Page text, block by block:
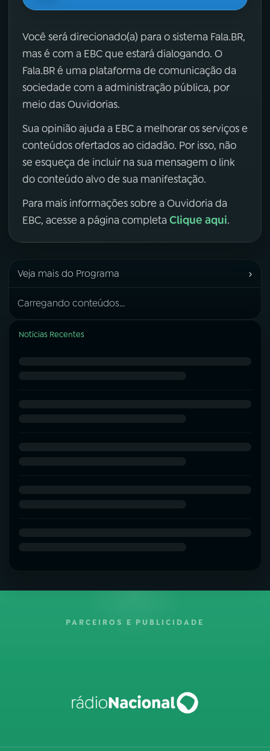
Você será direcionado(a) para o sistema Fala.BR,
mas é com a EBC que estará dialogando. O
Fala.BR é uma plataforma de comunicação da
sociedade com a administração pública, por
meio das Ouvidorias.
Sua opinião ajuda a EBC a melhorar os serviços e
conteúdos ofertados ao cidadão. Por isso, não
se esqueça de incluir na sua mensagem o link
do conteúdo alvo de sua manifestação.
Para mais informações sobre a Ouvidoria da
EBC, acesse a página completa Clique aqui.
Veja mais do Programa ›
Carregando conteúdos...
Notícias Recentes
PARCEIROS E PUBLICIDADE